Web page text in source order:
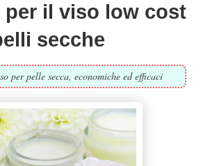
per il viso low cost
secche
per pelle secca, economiche ed efficaci